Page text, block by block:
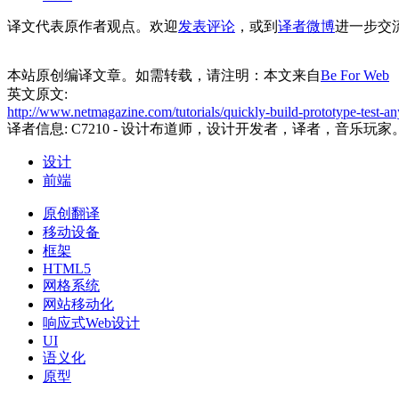
译文代表原作者观点。欢迎发表评论 ，或到 译者微博进一步交
本站原创编译文章。如需转载，请注明：本文来自Be For Web
英文原文:
http://www.netmagazine.com/tutorials/quickly-build-prototype-test-
译者信息: C7210 - 设计布道师，设计开发者，译者，音乐玩家。
设计
前端
原创翻译
移动设备
框架
HTML5
网格系统
网站移动化
响应式Web设计
UI
语义化
原型